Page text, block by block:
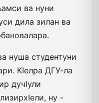
ва нуни
дила зилан ва
нуша студентуни
КIелра ДГУ-ла
дучIули
ну -